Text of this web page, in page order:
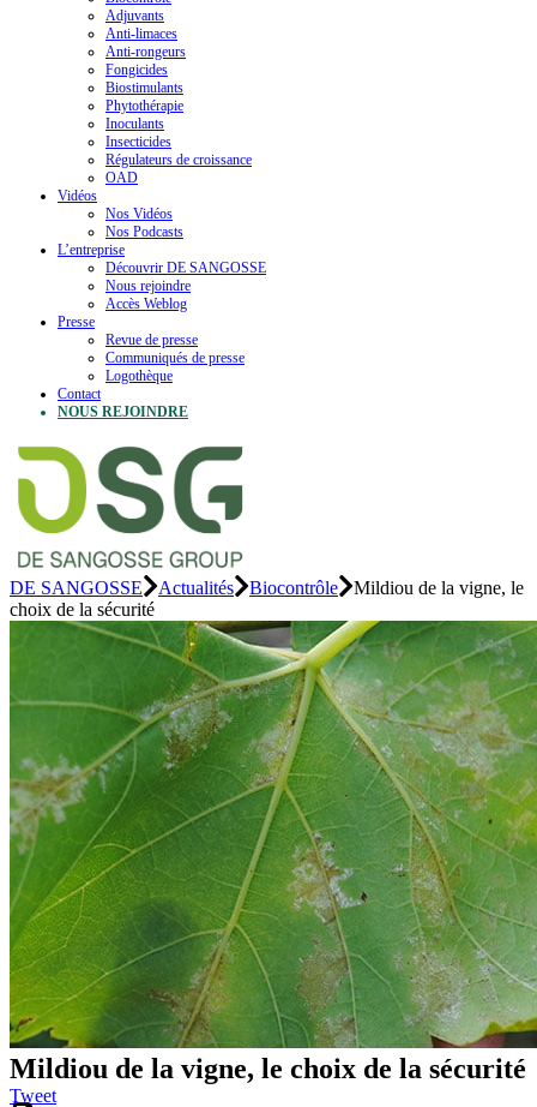
Adjuvants
Anti-limaces
Anti-rongeurs
Fongicides
Biostimulants
Phytothérapie
Inoculants
Insecticides
Régulateurs de croissance
OAD
Vidéos
Nos Vidéos
Nos Podcasts
L’entreprise
Découvrir DE SANGOSSE
Nous rejoindre
Accès Weblog
Presse
Revue de presse
Communiqués de presse
Logothèque
Contact
NOUS REJOINDRE
DE SANGOSSE Actualités Biocontrôle
Mildiou de la vigne, le
choix de la sécurité
Mildiou de la vigne, le choix de la sécurité
Tweet